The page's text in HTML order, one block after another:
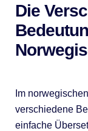
Die
Im
verschiedene
einfache